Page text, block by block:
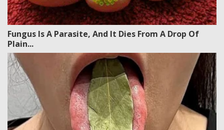
Fungus Is A Parasite, And It Dies From A Drop Of
Plain...